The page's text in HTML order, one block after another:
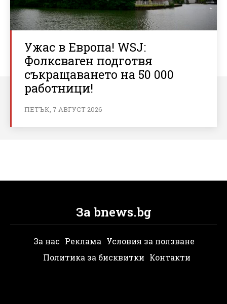
Ужас в Европа! WSJ:
Фолксваген подготвя
съкращаването на 50 000
работници!
ПЕТЪК, 7 АВГУСТ 2026
За bnews.bg
За нас Реклама Условия за ползване
Политика за бисквитки Контакти